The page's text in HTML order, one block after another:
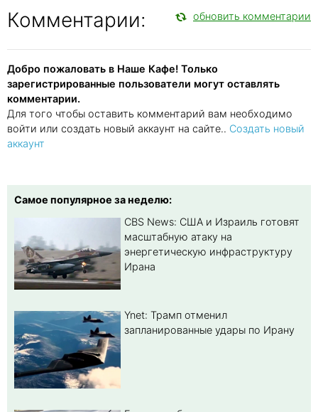
Комментарии: обновить комментарии
Добро пожаловать в Наше Кафе! Только
зарегистрированные пользователи могут оставлять
комментарии.
Для того чтобы оставить комментарий вам необходимо
войти или создать новый аккаунт на сайте.. Создать новый
аккаунт
Самое популярное за неделю:
CBS News: США и Израиль готовят
масштабную атаку на
энергетическую инфраструктуру
Ирана
Ynet: Трамп отменил
запланированные удары по Ирану